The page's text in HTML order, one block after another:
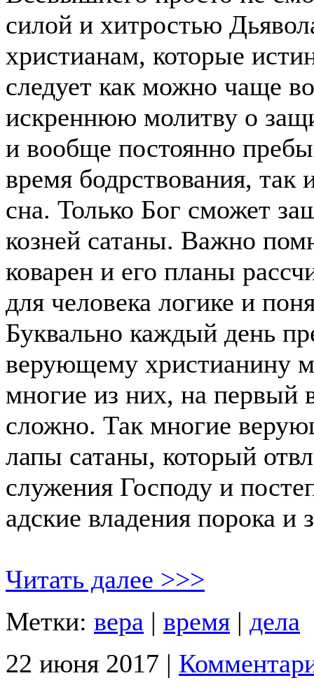
силой и хитростью
христианам, которые
следует как можно чаще
искреннюю молитву о
и вообще постоянно
время бодрствования, так
сна. Только Бог сможет
козней сатаны. Важно
коварен и его планы
для человека логике и
Буквально каждый день
верующему христианину
многие из них, на первый
сложно. Так многие
лапы сатаны, который
служения Господу и
адские владения порока и
Читать далее >>>
Метки: вера | время | дела
22 июня 2017 |